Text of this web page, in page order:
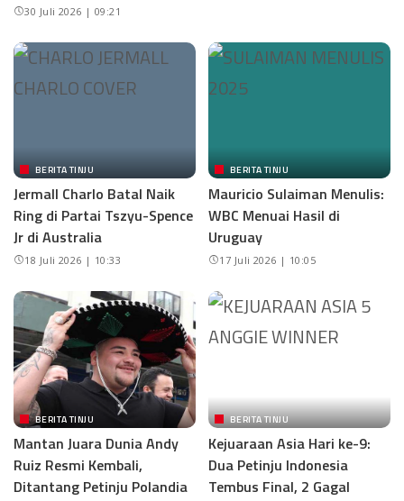
30 Juli 2026 | 09:21
BERITA TINJU
Jermall Charlo Batal Naik
Ring di Partai Tszyu-Spence
Jr di Australia
18 Juli 2026 | 10:33
BERITA TINJU
Mauricio Sulaiman Menulis:
WBC Menuai Hasil di
Uruguay
17 Juli 2026 | 10:05
BERITA TINJU
Mantan Juara Dunia Andy
Ruiz Resmi Kembali,
Ditantang Petinju Polandia
BERITA TINJU
Kejuaraan Asia Hari ke-9:
Dua Petinju Indonesia
Tembus Final, 2 Gagal